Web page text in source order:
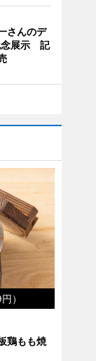
さんのデ
念展示 記
）
鶏もも焼